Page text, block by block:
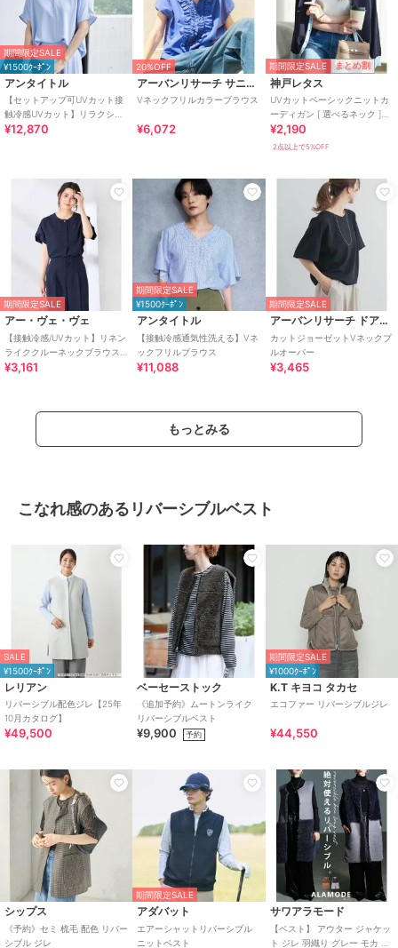
期間限定SALE
¥1500ｸｰﾎﾟﾝ
アンタイトル
【セットアップ可UVカット接
触冷感UVカット】リラクシー
キーVネックブラウス
¥12,870
20%OFF
アーバンリサーチ サニーレーベル
Vネックフリルカラーブラウス
¥6,072
期間限定SALE まとめ割
神戸レタス
UVカットベーシックニットカ
ーディガン [ 選べるネック ]
[C6886]
¥2,190
2点以上で5%OFF
期間限定SALE
アー・ヴェ・ヴェ
【接触冷感/UVカット】リネン
ライククルーネックブラウス
【セットアップ対応/アンチピ
¥3,161
期間限定SALE
¥1500ｸｰﾎﾟﾝ
アンタイトル
【接触冷感通気性洗える】Vネ
ックフリルブラウス
¥11,088
期間限定SALE
アーバンリサーチ ドアーズ
カットジョーゼットVネックプ
ルオーバー
¥3,465
もっとみる
こなれ感のあるリバーシブルベスト
SALE
¥1500ｸｰﾎﾟﾝ
レリアン
リバーシブル配色ジレ【25年
10月カタログ】
¥49,500
ベーセーストック
《追加予約》ムートンライク
リバーシブルベスト
¥9,900 予約
期間限定SALE
¥1000ｸｰﾎﾟﾝ
K.T キヨコ タカセ
エコファー リバーシブルジレ
¥44,550
シップス
《予約》セミ 梳毛 配色 リバー
シブル ジレ
期間限定SALE
アダバット
エアーシャットリバーシブル
ニットベスト
サワアラモード
【ベスト】 アウター ジャケッ
ト ジレ 羽織り グレー モカ ノ